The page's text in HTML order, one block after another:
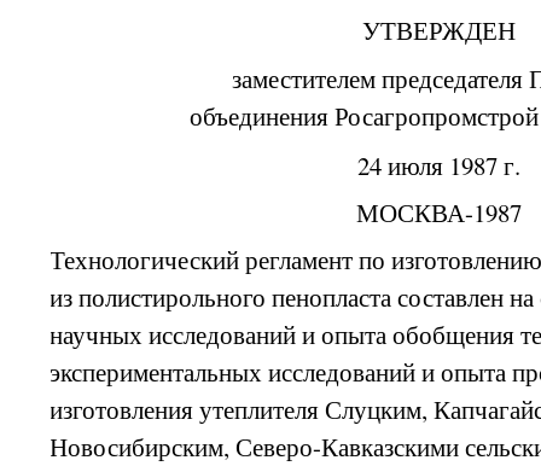
УТВЕРЖДЕН
заместителем председателя
объединения
24 июля 1987 г.
МОСКВА-1987
Технологический регламент по
из полистирольного пенопласта составлен
научных исследований и опыта обобщения
экспериментальных исследований и опыта
изготовления утеплителя Слуцким,
Новосибирским, Северо-Кавказскими